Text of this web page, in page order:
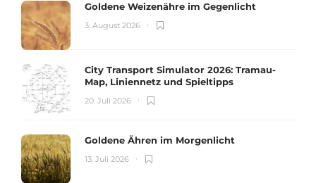
Goldene Weizenähre im Gegenlicht
3. August 2026
City Transport Simulator 2026: Tramau-
Map, Liniennetz und Spieltipps
20. Juli 2026
Goldene Ähren im Morgenlicht
13. Juli 2026